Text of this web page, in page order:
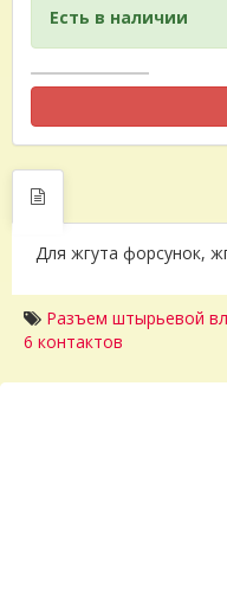
Есть в наличии
Для жгута форсунок,
Разъем штырьевой
6 контактов